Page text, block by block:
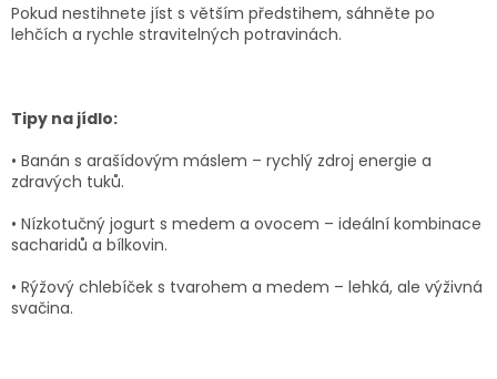
Pokud nestihnete jíst s větším předstihem, sáhněte po
lehčích a rychle stravitelných potravinách.
Tipy na jídlo:
• Banán s arašídovým máslem – rychlý zdroj energie a
zdravých tuků.
• Nízkotučný jogurt s medem a ovocem – ideální kombinace
sacharidů a bílkovin.
• Rýžový chlebíček s tvarohem a medem – lehká, ale výživná
svačina.